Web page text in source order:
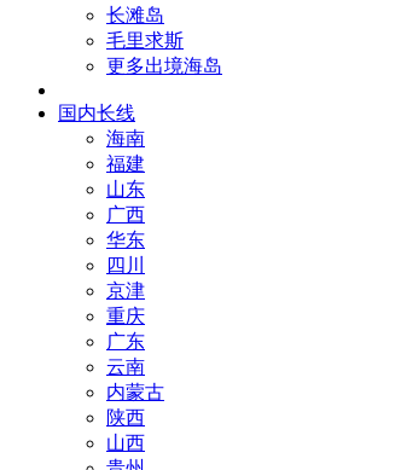
长滩岛
毛里求斯
更多出境海岛
国内长线
海南
福建
山东
广西
华东
四川
京津
重庆
广东
云南
内蒙古
陕西
山西